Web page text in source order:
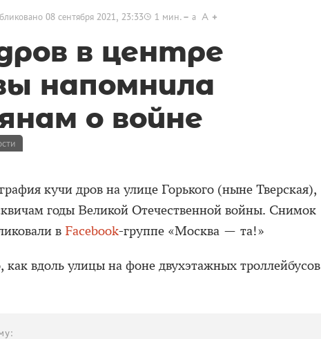
08 сентября 2021, 23:33 1 мин. a A
в центре
напомнила
о войне
кучи дров на улице Горького (ныне Тверская),
годы Великой Отечественной войны. Снимок
в Facebook-группе «Москва — та!»
как вдоль улицы на фоне двухэтажных троллейбусов